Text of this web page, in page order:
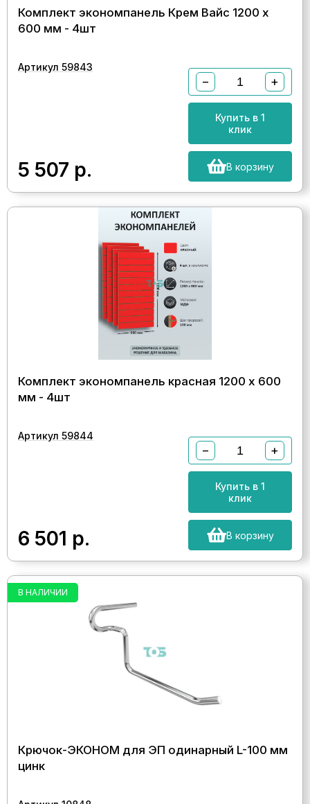
Комплект экономпанель Крем Вайс 1200 х
600 мм - 4шт
Артикул 59843
5 507 р.
− +
Купить в 1
клик
В корзину
Комплект экономпанель красная 1200 х 600
мм - 4шт
Артикул 59844
6 501 р.
− +
Купить в 1
клик
В корзину
В НАЛИЧИИ
Крючок-ЭКОНОМ для ЭП одинарный L-100 мм
цинк